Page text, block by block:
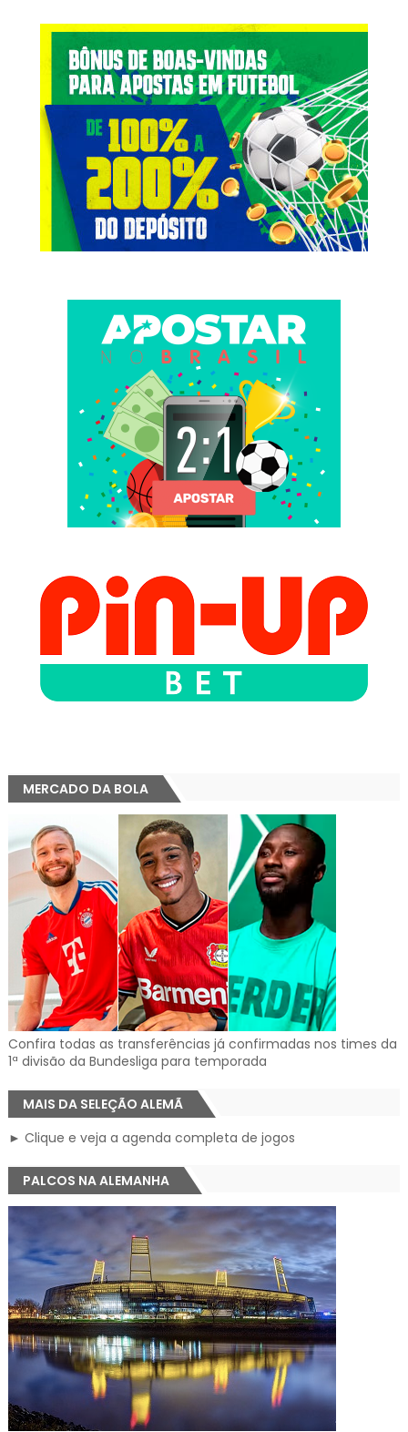
MERCADO DA BOLA
Confira todas as transferências já confirmadas nos times da
1ª divisão da Bundesliga para temporada
MAIS DA SELEÇÃO ALEMÃ
► Clique e veja a agenda completa de jogos
PALCOS NA ALEMANHA